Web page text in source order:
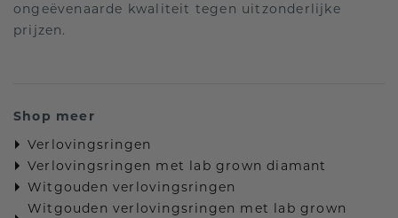
ongeëvenaarde kwaliteit tegen uitzonderlijke
prijzen.
Shop meer
Verlovingsringen
Verlovingsringen met lab grown diamant
Witgouden verlovingsringen
Witgouden verlovingsringen met lab grown